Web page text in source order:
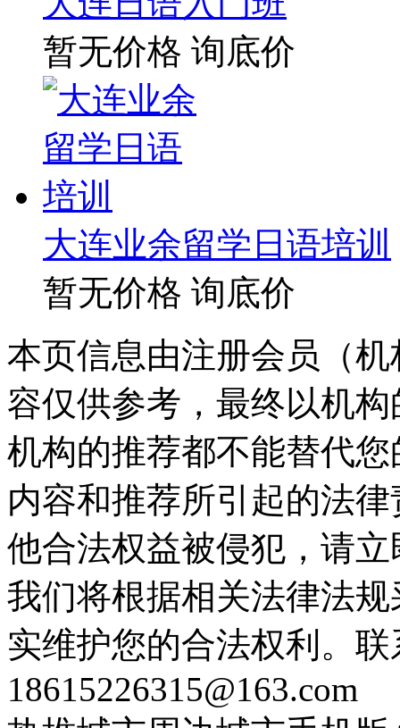
暂无价格 询底价
大连业余留学日语培训
暂无价格 询底价
本页信息由注册会员（
容仅供参考，最终以机
机构的推荐都不能替代
内容和推荐所引起的法
他合法权益被侵犯，请
我们将根据相关法律法
实维护您的合法权利。
18615226315@163.com